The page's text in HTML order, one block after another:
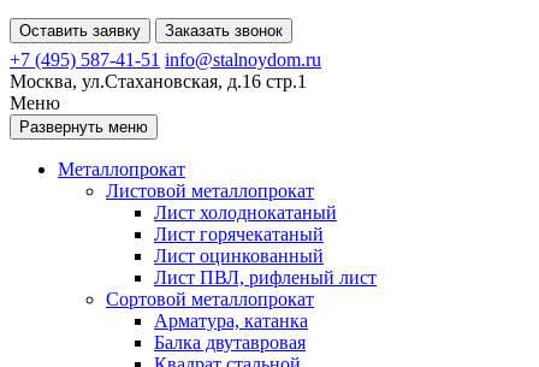
Оставить заявку Заказать звонок
+7 (495) 587-41-51 info@stalnoydom.ru
Москва, ул.Стахановская, д.16 стр.1
Меню
Развернуть меню
Металлопрокат
Листовой металлопрокат
Лист холоднокатаный
Лист горячекатаный
Лист оцинкованный
Лист ПВЛ, рифленый лист
Сортовой металлопрокат
Арматура, катанка
Балка двутавровая